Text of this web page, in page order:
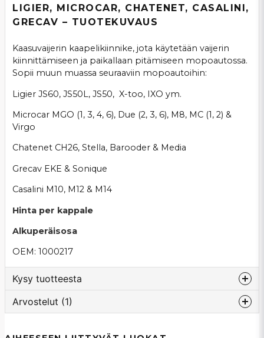
LIGIER, MICROCAR, CHATENET, CASALINI,
GRECAV – TUOTEKUVAUS
Kaasuvaijerin kaapelikiinnike, jota käytetään vaijerin
kiinnittämiseen ja paikallaan pitämiseen mopoautossa.
Sopii muun muassa seuraaviin mopoautoihin:
Ligier JS60, JS50L, JS50, X-too, IXO ym.
Microcar MGO (1, 3, 4, 6), Due (2, 3, 6), M8, MC (1, 2) &
Virgo
Chatenet CH26, Stella, Barooder & Media
Grecav EKE & Sonique
Casalini M10, M12 & M14
Hinta per kappale
Alkuperäisosa
OEM: 1000217
Kysy tuotteesta
question
Kysy meiltä tästä tuotteesta...
Arvostelut (1)
Mohammed